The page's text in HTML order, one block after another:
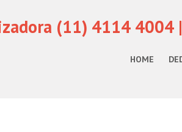
(11) 4114 4004
HOME